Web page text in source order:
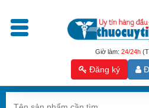
Giờ làm: 24/24h
Đăng ký
Trang
phẩm